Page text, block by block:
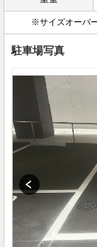
※サイズオーバ
駐車場写真